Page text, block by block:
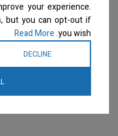
your experience.
but you can opt-out if
you wish.
Read More
DECLINE